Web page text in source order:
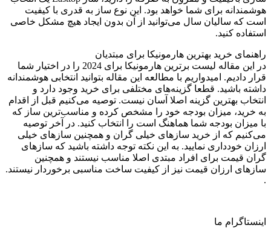
هوشمندانه برای شما خواهد بود. این نوع ساز به قدری با کیفیت
است که سالیان سال می‌توانید از آن بدون ایجاد هیچ مشکل خاصی
استفاده کنید.
راهنمای خرید بهترین هارمونیکا برای مبتدیان
در این مقاله لیست برترین هارمونیکا برای 2024 را در اختیار شما
قرار دادیم. امیدواریم با مطالعه این مقاله بتوانید انتخابی هوشمندانه
داشته باشید. قطعا گزینه‌های مختلفی برای خرید وجود دارد و
انتخاب بهترین گزینه اصلا آسان نیست. توصیه می‌کنیم قبل از اقدام
به خرید، میزان بودجه خود را مشخص کرده و مناسب‌ترین ساز که
با میزان بودجه شما هماهنگ است را انتخاب کنید. در آخر توصیه
می‌کنیم که از خرید سازهای خیلی گران و همچنین سازهای خیلی
ارزان‌ خودداری نمایید. به این نکته توجه داشته باشید که سازهای
گران قیمت برای افراد مبتدی اصلا مناسب نیستند و همچنین
سازهای ارزان قیمت نیز از کیفیت ساخت مناسبی برخوردار نیستند.
.
اینستاگرام ما